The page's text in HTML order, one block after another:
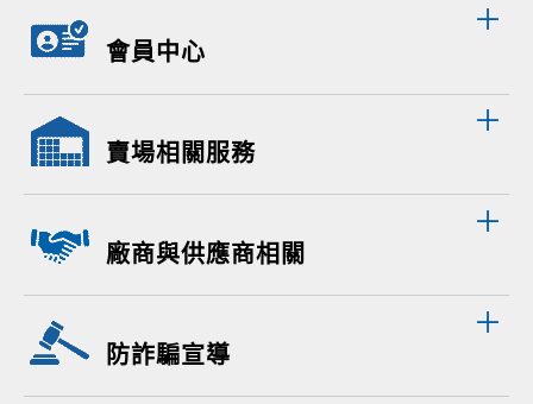
會員中心
賣場相關服務
廠商與供應商相關
防詐騙宣導